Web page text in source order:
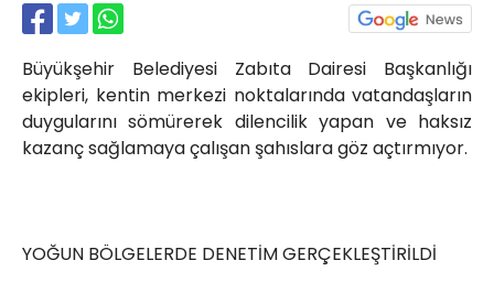
Büyükşehir Belediyesi Zabıta Dairesi Başkanlığı
ekipleri, kentin merkezi noktalarında vatandaşların
duygularını sömürerek dilencilik yapan ve haksız
kazanç sağlamaya çalışan şahıslara göz açtırmıyor.
YOĞUN BÖLGELERDE DENETİM GERÇEKLEŞTİRİLDİ
Akkavaklar Caddesi No:17/4 İzmit-
KOCAELİ
kocaelisokak@gmail.com